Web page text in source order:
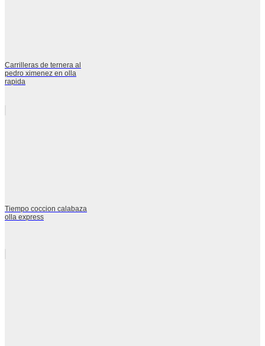
Carrilleras de ternera al
pedro ximenez en olla
rapida
Tiempo coccion calabaza
olla express